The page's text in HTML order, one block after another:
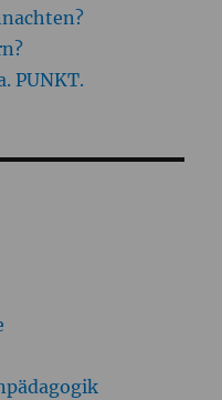
PUNKT.